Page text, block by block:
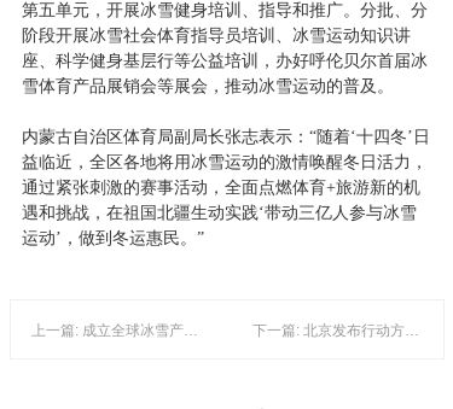
第五单元，开展冰雪健身培训、指导和推广。分批、分
阶段开展冰雪社会体育指导员培训、冰雪运动知识讲
座、科学健身基层行等公益培训，办好呼伦贝尔首届冰
雪体育产品展销会等展会，推动冰雪运动的普及。
内蒙古自治区体育局副局长张志表示：“随着‘十四冬’日
益临近，全区各地将用冰雪运动的激情唤醒冬日活力，
通过紧张刺激的赛事活动，全面点燃体育+旅游新的机
遇和挑战，在祖国北疆生动实践‘带动三亿人参与冰雪
运动’，做到冬运惠民。”
上一篇: 成立全球冰雪产业联盟 2023冬博会冬奥后更精彩 下一篇: 北京发布行动方案打造冰雪消费新的经济增长点